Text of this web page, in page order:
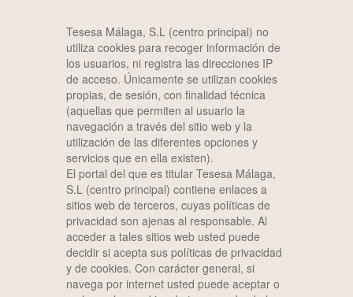
Tesesa Málaga, S.L (centro principal) no
utiliza cookies para recoger información de
los usuarios, ni registra las direcciones IP
de acceso. Únicamente se utilizan cookies
propias, de sesión, con finalidad técnica
(aquellas que permiten al usuario la
navegación a través del sitio web y la
utilización de las diferentes opciones y
servicios que en ella existen).
El portal del que es titular Tesesa Málaga,
S.L (centro principal) contiene enlaces a
sitios web de terceros, cuyas políticas de
privacidad son ajenas al responsable. Al
acceder a tales sitios web usted puede
decidir si acepta sus políticas de privacidad
y de cookies. Con carácter general, si
navega por internet usted puede aceptar o